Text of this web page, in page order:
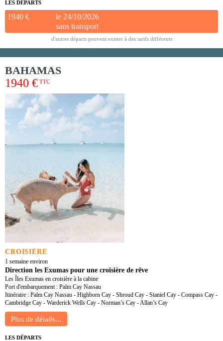
LES DÉPARTS
1940 €
le 24/10/2026
sans transport
d'autres départs peuvent exister à des tarifs différents
BAHAMAS
1940 € TTC
CROISIÈRE
1 semaine environ
Direction les Exumas pour une croisière de rêve
Les Îles Exumas en croisière à la cabine
Port d'embarquement : Palm Cay Nassau
Itinéraire : Palm Cay Nassau - Highborn Cay - Shroud Cay - Staniel Cay - Compass Cay -
Cambridge Cay - Warderick Wells Cay - Norman’s Cay - Allan’s Cay
LES DÉPARTS